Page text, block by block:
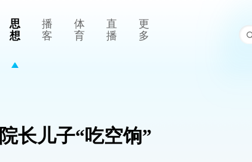
思
想
播
客
体
育
直
播
更
多
长儿子“吃空饷”